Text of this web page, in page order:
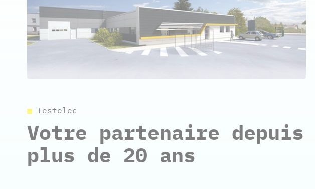
Testelec
Votre partenaire depuis
plus de 20 ans